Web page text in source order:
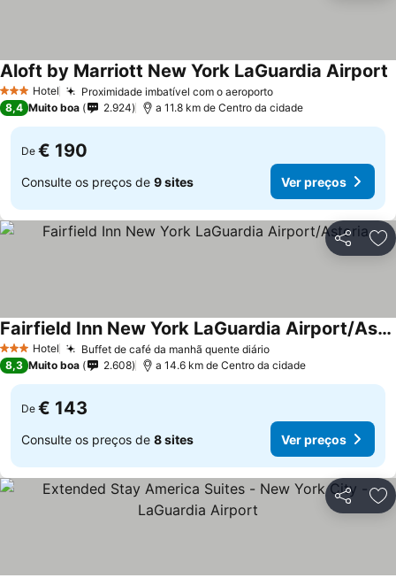
3 EstrelasHotel Proximidade imbatível com o aeroporto
Aloft by Marriott New York LaGuardia Airport
8,4 Muito boa 2.924 a 11.8 km de Centro da cidade
De € 190
Consulte os preços de 9 sites Ver preços
Partilhar
3 EstrelasHotel Buffet de café da manhã quente diário
Fairfield Inn New York LaGuardia Airport/Astoria
8,3 Muito boa 2.608 a 14.6 km de Centro da cidade
De € 143
Consulte os preços de 8 sites Ver preços
Partilhar